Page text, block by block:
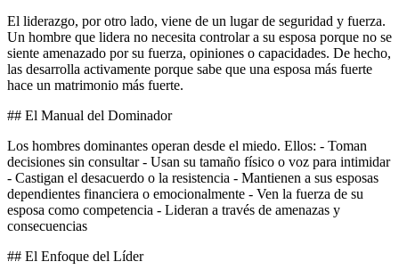
El liderazgo, por otro lado, viene de un lugar de seguridad y fuerza.
Un hombre que lidera no necesita controlar a su esposa porque no se
siente amenazado por su fuerza, opiniones o capacidades. De hecho,
las desarrolla activamente porque sabe que una esposa más fuerte
hace un matrimonio más fuerte.
## El Manual del Dominador
Los hombres dominantes operan desde el miedo. Ellos: - Toman
decisiones sin consultar - Usan su tamaño físico o voz para intimidar
- Castigan el desacuerdo o la resistencia - Mantienen a sus esposas
dependientes financiera o emocionalmente - Ven la fuerza de su
esposa como competencia - Lideran a través de amenazas y
consecuencias
## El Enfoque del Líder